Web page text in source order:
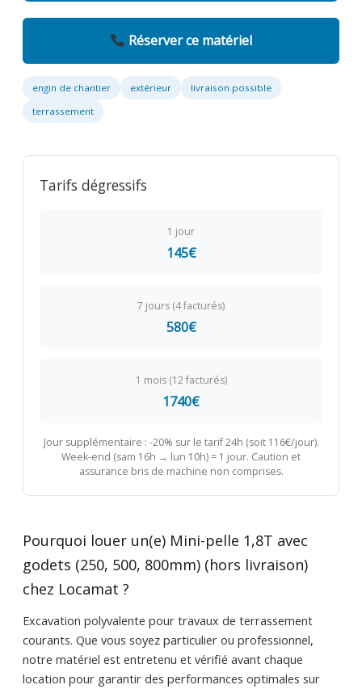
Réserver ce matériel
engin de chantier extérieur
livraison possible
terrassement
Tarifs dégressifs
1 jour
145€
7 jours (4 facturés)
580€
1 mois (12 facturés)
1740€
Jour supplémentaire : -20% sur le tarif 24h (soit 116€/jour).
Week-end (sam 16h → lun 10h) = 1 jour. Caution et
assurance bris de machine non comprises.
Pourquoi louer un(e) Mini-pelle 1,8T avec
godets (250, 500, 800mm) (hors livraison)
chez Locamat ?
Excavation polyvalente pour travaux de terrassement
courants. Que vous soyez particulier ou professionnel,
notre matériel est entretenu et vérifié avant chaque
location pour garantir des performances optimales sur